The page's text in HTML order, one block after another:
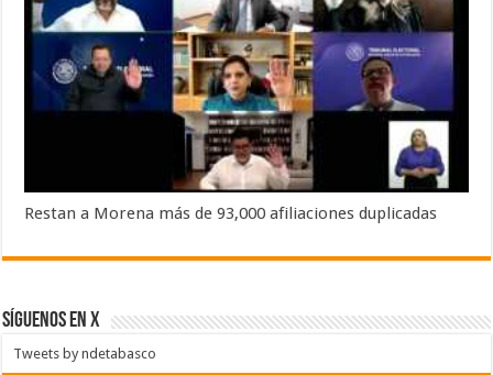
Restan a Morena más de 93,000 afiliaciones duplicadas
SÍGUENOS EN X
Tweets by ndetabasco